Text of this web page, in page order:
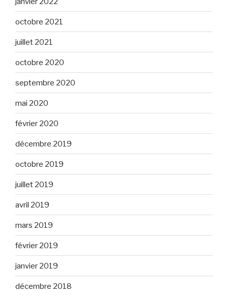
octobre 2021
juillet 2021
octobre 2020
septembre 2020
mai 2020
février 2020
décembre 2019
octobre 2019
juillet 2019
avril 2019
mars 2019
février 2019
janvier 2019
décembre 2018